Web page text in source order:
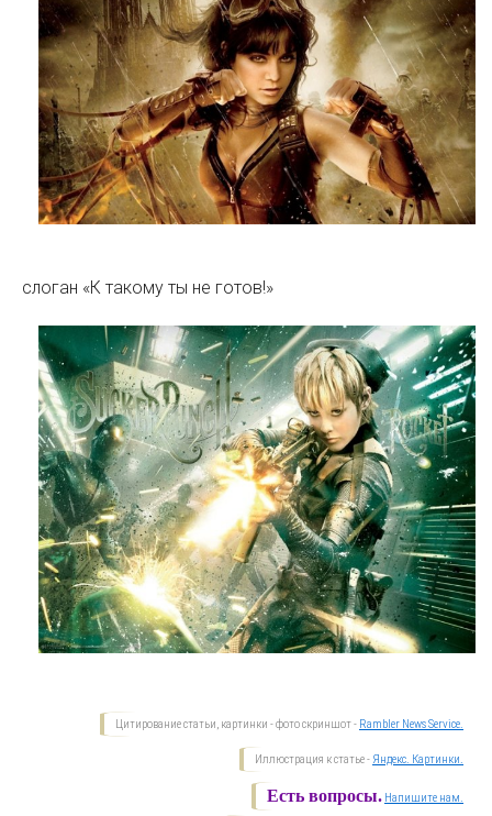
слоган «К такому ты не готов!»
Цитирование статьи, картинки - фото скриншот - Rambler News Service.
Иллюстрация к статье - Яндекс. Картинки.
Есть вопросы. Напишите нам.